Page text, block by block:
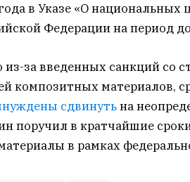
в Указе «О национальных
Федерации на период
за введенных санкций со
композитных материалов,
сдвинутьна
поручил в кратчайшие
в рамках